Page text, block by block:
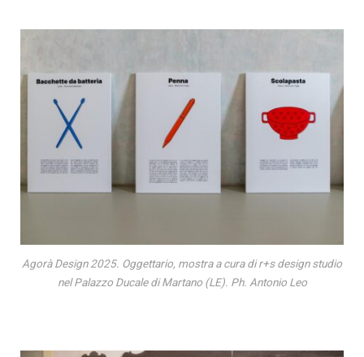
Agorà Design 2025. Oggettario, mostra a cura di r+s design studio
nel Palazzo Ducale di Martano (LE). Ph. Antonio Leo